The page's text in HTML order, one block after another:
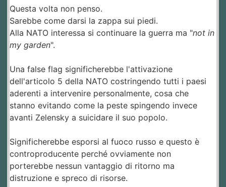
Questa volta non penso.
Sarebbe come darsi la zappa sui piedi.
Alla NATO interessa si continuare la guerra ma "not in
my garden".
Una false flag significherebbe l'attivazione
dell'articolo 5 della NATO costringendo tutti i paesi
aderenti a intervenire personalmente, cosa che
stanno evitando come la peste spingendo invece
avanti Zelensky a suicidare il suo popolo.
Significherebbe esporsi al fuoco russo e questo è
controproducente perché ovviamente non
porterebbe nessun vantaggio di ritorno ma
distruzione e spreco di risorse.